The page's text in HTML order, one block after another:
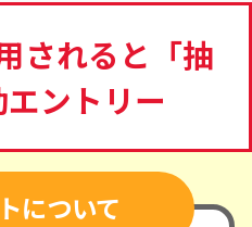
されると「抽
ントリー
について